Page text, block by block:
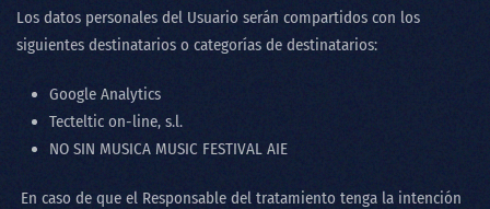
Los datos personales del Usuario serán compartidos con los
siguientes destinatarios o categorías de destinatarios:
Google Analytics
Tecteltic on-line, s.l.
NO SIN MUSICA MUSIC FESTIVAL AIE
En caso de que el Responsable del tratamiento tenga la intención